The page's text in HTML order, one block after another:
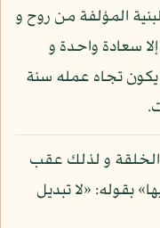
المؤلفة من روح و
سعادة واحدة و
تجاه عمله سنة
الخلقة و لذلك عقب
بقوله: «لا تبديل